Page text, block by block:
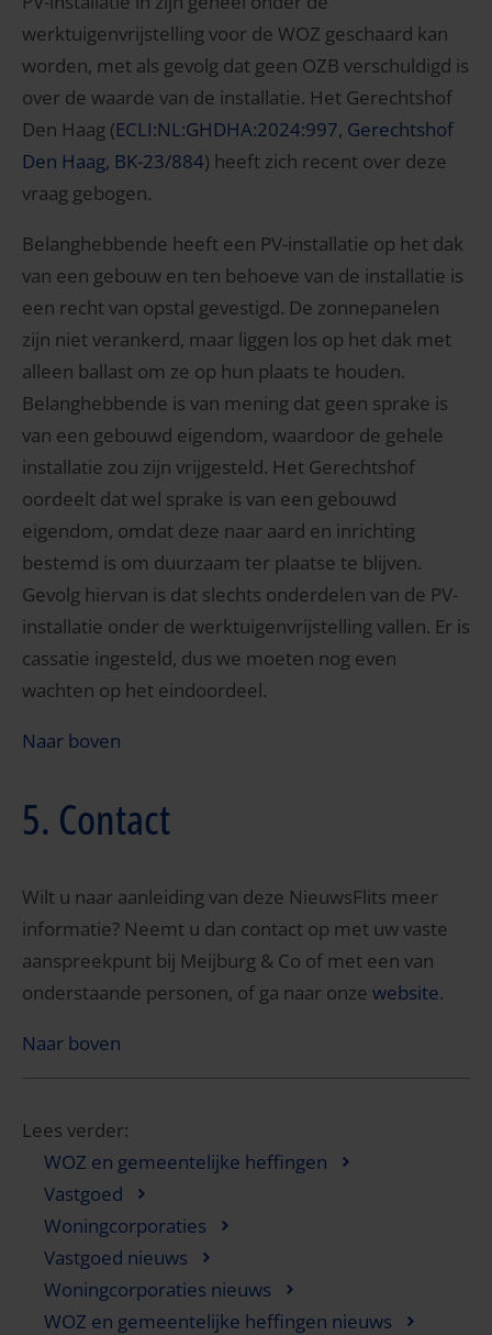
werktuigenvrijstelling voor de WOZ geschaard kan
worden, met als gevolg dat geen OZB verschuldigd is
over de waarde van de installatie. Het Gerechtshof
Den Haag (ECLI:NL:GHDHA:2024:997, Gerechtshof
Den Haag, BK-23/884) heeft zich recent over deze
vraag gebogen.
Belanghebbende heeft een PV-installatie op het dak
van een gebouw en ten behoeve van de installatie is
een recht van opstal gevestigd. De zonnepanelen
zijn niet verankerd, maar liggen los op het dak met
alleen ballast om ze op hun plaats te houden.
Belanghebbende is van mening dat geen sprake is
van een gebouwd eigendom, waardoor de gehele
installatie zou zijn vrijgesteld. Het Gerechtshof
oordeelt dat wel sprake is van een gebouwd
eigendom, omdat deze naar aard en inrichting
bestemd is om duurzaam ter plaatse te blijven.
Gevolg hiervan is dat slechts onderdelen van de PV-
installatie onder de werktuigenvrijstelling vallen. Er is
cassatie ingesteld, dus we moeten nog even
wachten op het eindoordeel.
Naar boven
5. Contact
Wilt u naar aanleiding van deze NieuwsFlits meer
informatie? Neemt u dan contact op met uw vaste
aanspreekpunt bij Meijburg & Co of met een van
onderstaande personen, of ga naar onze website.
Naar boven
Lees verder:
WOZ en gemeentelijke heffingen
Vastgoed
Woningcorporaties
Vastgoed nieuws
Woningcorporaties nieuws
WOZ en gemeentelijke heffingen nieuws